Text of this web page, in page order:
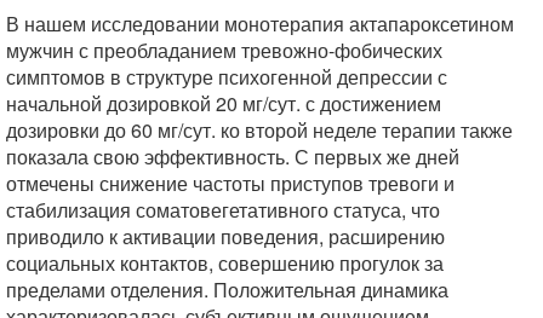
В нашем исследовании монотерапия актапароксетином
мужчин с преобладанием тревожно-фобических
симптомов в структуре психогенной депрессии с
начальной дозировкой 20 мг/сут. с достижением
дозировки до 60 мг/сут. ко второй неделе терапии также
показала свою эффективность. С первых же дней
отмечены снижение частоты приступов тревоги и
стабилизация соматовегетативного статуса, что
приводило к активации поведения, расширению
социальных контактов, совершению прогулок за
пределами отделения. Положительная динамика